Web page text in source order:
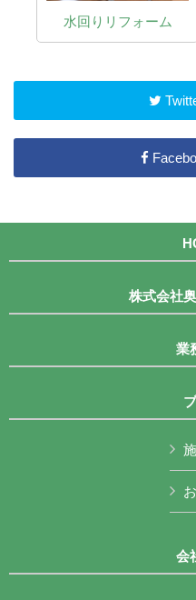
水回りリフォーム
株式会社
業
会